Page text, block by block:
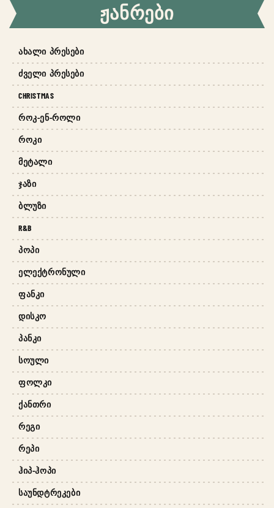
ᲟᲐᲜᲠᲔᲑᲘ
ᲐᲮᲐᲚᲘ ᲞᲠᲔᲡᲔᲑᲘ
ᲫᲕᲔᲚᲘ ᲞᲠᲔᲡᲔᲑᲘ
CHRISTMAS
ᲠᲝᲙ-ᲔᲜ-ᲠᲝᲚᲘ
ᲠᲝᲙᲘ
ᲛᲔᲢᲐᲚᲘ
ᲯᲐᲖᲘ
ᲑᲚᲣᲖᲘ
R&B
ᲞᲝᲞᲘ
ᲔᲚᲔᲥᲢᲠᲝᲜᲣᲚᲘ
ᲤᲐᲜᲙᲘ
ᲓᲘᲡᲙᲝ
ᲞᲐᲜᲙᲘ
ᲡᲝᲣᲚᲘ
ᲤᲝᲚᲙᲘ
ᲥᲐᲜᲗᲠᲘ
ᲠᲔᲒᲘ
ᲠᲔᲞᲘ
ᲰᲘᲞ-ᲰᲝᲞᲘ
ᲡᲐᲣᲜᲓᲢᲠᲔᲙᲔᲑᲘ